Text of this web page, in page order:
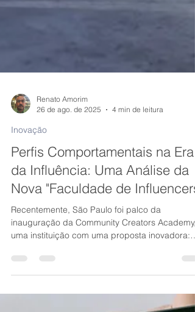
Renato Amorim
26 de ago. de 2025
4 min de leitura
Perfis Comportamentais na Era
da Influência: Uma Análise da